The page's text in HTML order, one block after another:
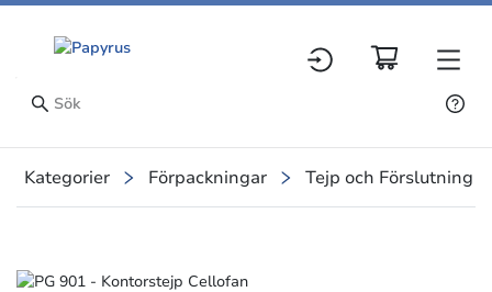
Kategorier Förpackningar Tejp och Förslutning
Slide 1 of 1